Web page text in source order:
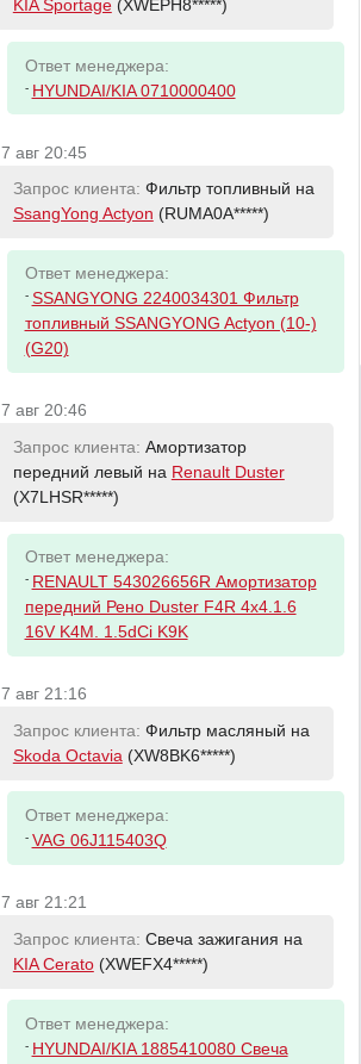
KIA Sportage(XWEPH8*****)
Ответ менеджера:
- HYUNDAI/KIA 0710000400
7 авг 20:45
Запрос клиента: Фильтр топливный на
SsangYong Actyon (RUMA0A*****)
Ответ менеджера:
- SSANGYONG 2240034301 Фильтр
топливный SSANGYONG Actyon (10-)
(G20)
7 авг 20:46
Запрос клиента: Амортизатор
передний левый на Renault Duster
(X7LHSR*****)
Ответ менеджера:
- RENAULT 543026656R Амортизатор
передний Рено Duster F4R 4x4.1.6
16V K4M. 1.5dCi K9K
7 авг 21:16
Запрос клиента: Фильтр масляный на
Skoda Octavia (XW8BK6*****)
Ответ менеджера:
- VAG 06J115403Q
7 авг 21:21
Запрос клиента: Свеча зажигания на
KIA Cerato(XWEFX4*****)
Ответ менеджера:
- HYUNDAI/KIA 1885410080 Свеча